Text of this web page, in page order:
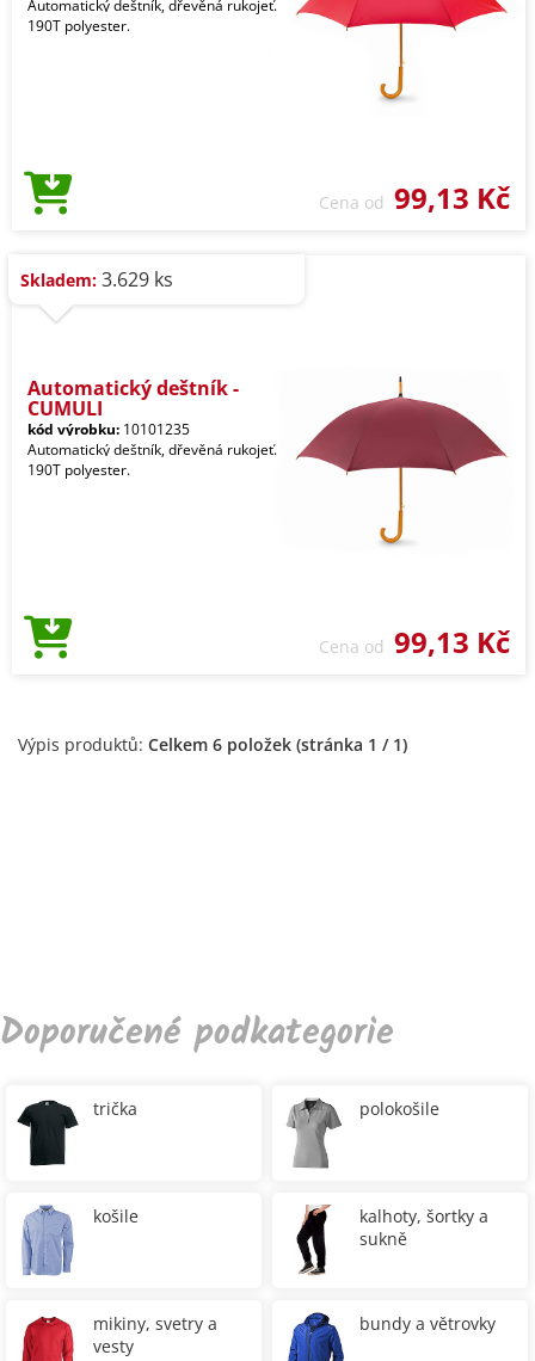
Automatický deštník, dřevěná rukojeť.
190T polyester.
Cena od 99,13 Kč
Skladem: 3.629 ks
Automatický deštník -
CUMULI
kód výrobku: 10101235
Automatický deštník, dřevěná rukojeť.
190T polyester.
Cena od 99,13 Kč
Výpis produktů: Celkem 6 položek (stránka 1 / 1)
Doporučené podkategorie
trička polokošile
košile
kalhoty, šortky a
sukně
mikiny, svetry a
vesty
bundy a větrovky